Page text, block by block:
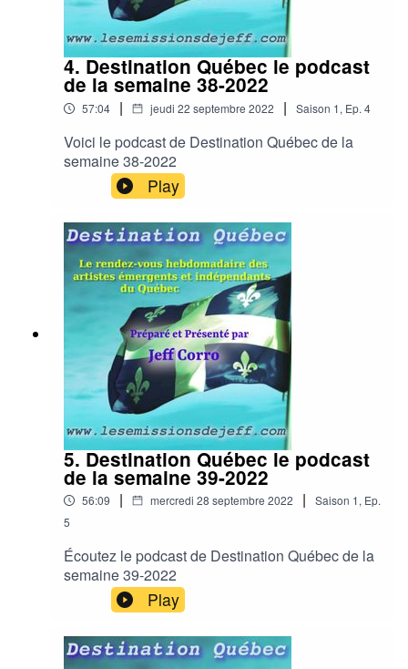
4. Destination Québec le podcast
de la semaine 38-2022
57:04 | jeudi 22 septembre 2022 | Saison 1, Ep. 4
Voici le podcast de Destination Québec de la
semaine 38-2022
Play
5. Destination Québec le podcast
de la semaine 39-2022
56:09 | mercredi 28 septembre 2022 | Saison 1, Ep.
5
Écoutez le podcast de Destination Québec de la
semaine 39-2022
Play